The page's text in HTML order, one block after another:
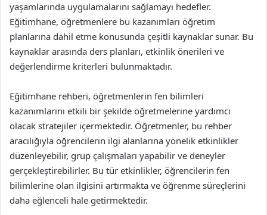
yaşamlarında uygulamalarını sağlamayı hedefler.
Eğitimhane, öğretmenlere bu kazanımları öğretim
planlarına dahil etme konusunda çeşitli kaynaklar sunar. Bu
kaynaklar arasında ders planları, etkinlik önerileri ve
değerlendirme kriterleri bulunmaktadır.
Eğitimhane rehberi, öğretmenlerin fen bilimleri
kazanımlarını etkili bir şekilde öğretmelerine yardımcı
olacak stratejiler içermektedir. Öğretmenler, bu rehber
aracılığıyla öğrencilerin ilgi alanlarına yönelik etkinlikler
düzenleyebilir, grup çalışmaları yapabilir ve deneyler
gerçekleştirebilirler. Bu tür etkinlikler, öğrencilerin fen
bilimlerine olan ilgisini artırmakta ve öğrenme süreçlerini
daha eğlenceli hale getirmektedir.